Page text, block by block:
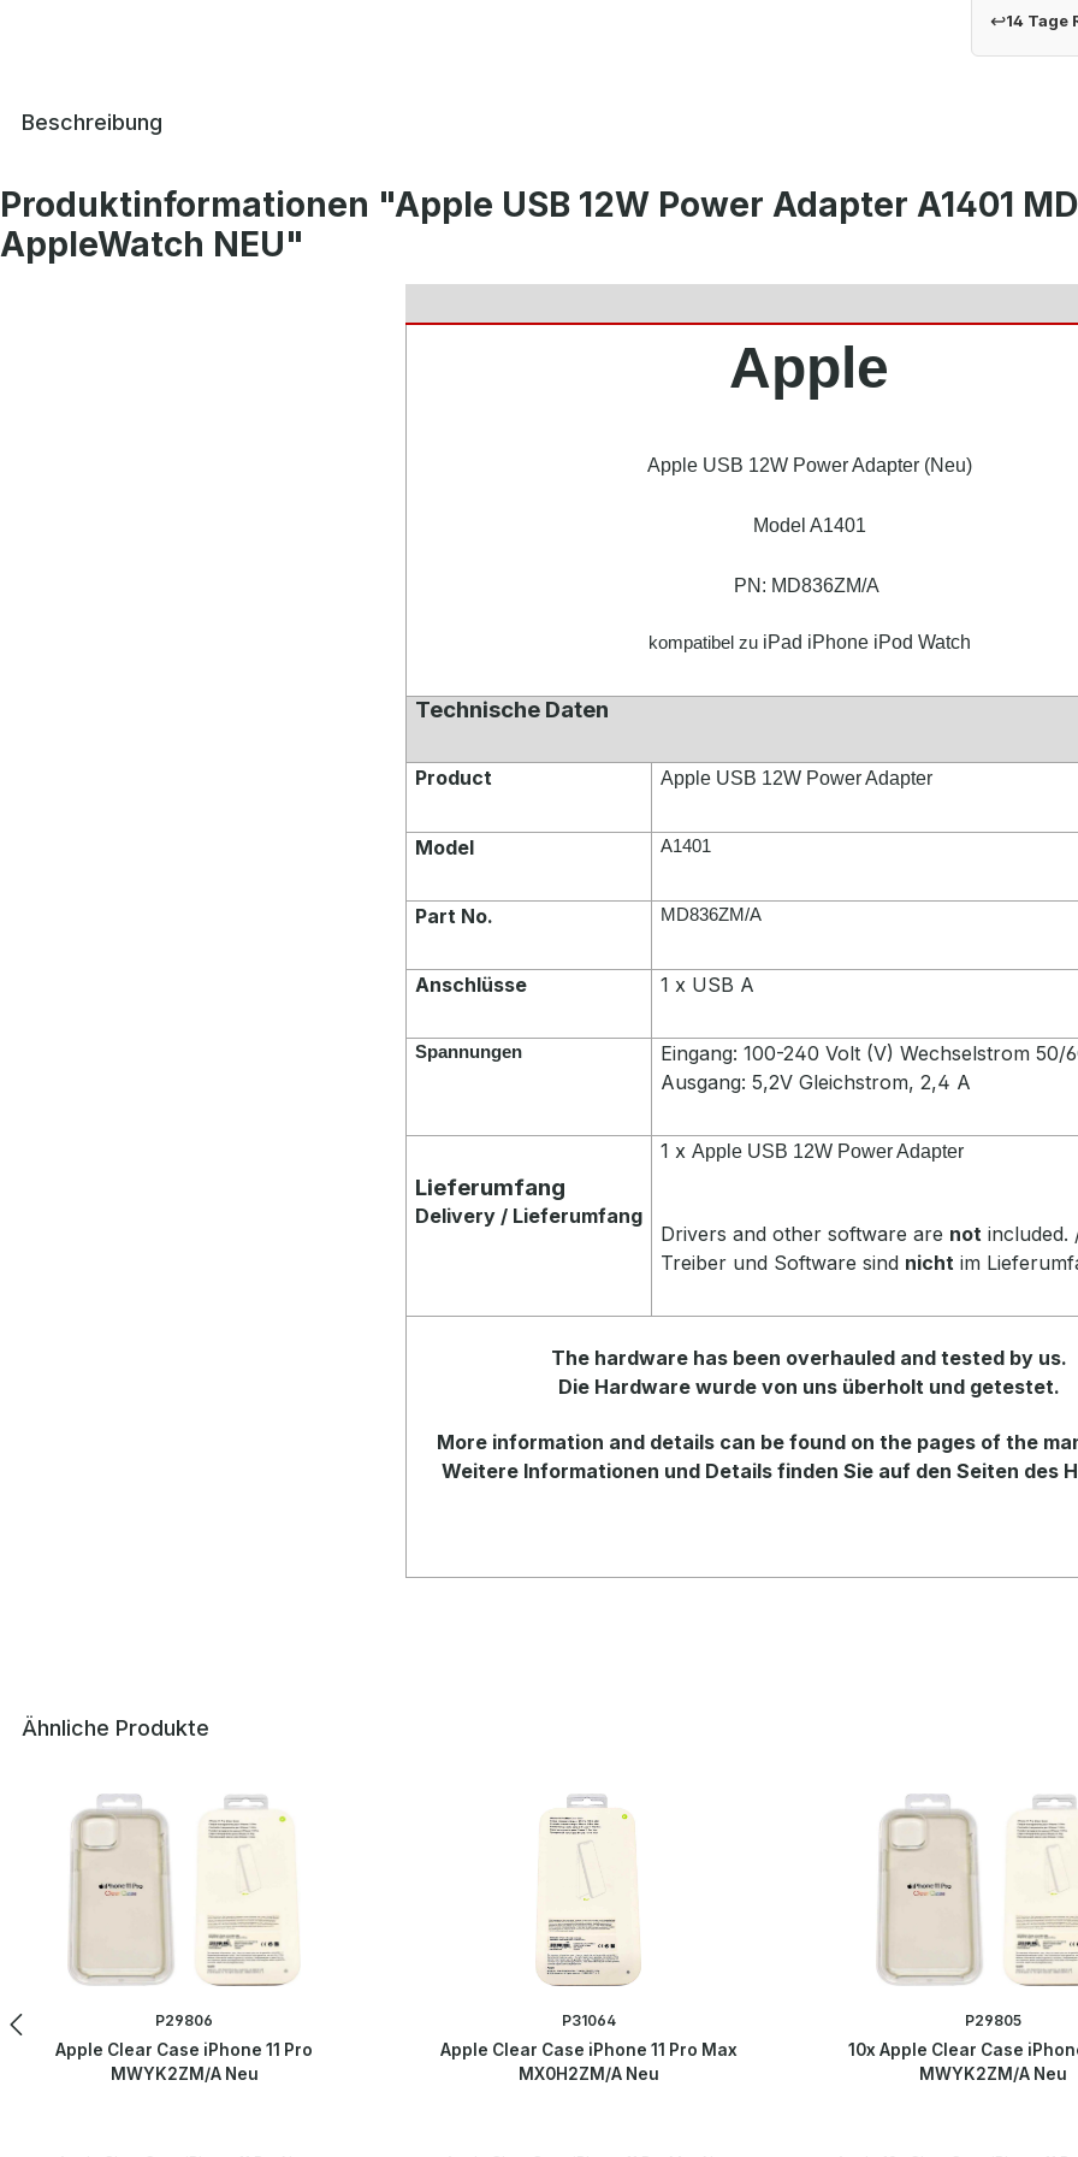
↩14 Tage
Beschreibung
Produktinformationen "Apple USB 12W Power Adapter A1401
AppleWatch NEU"
Apple
Apple USB 12W Power Adapter (Neu)
Model A1401
PN: MD836ZM/A
kompatibel zu iPad iPhone iPod Watch
Technische Daten
Product Apple USB 12W Power Adapter
Model A1401
Part No. MD836ZM/A
Anschlüsse 1 x USB A
Spannungen
Eingang: 100-240 Volt (V) Wechselstrom 50/
Ausgang: 5,2V Gleichstrom, 2,4 A
Lieferumfang
Delivery / Lieferumfang
1 x Apple USB 12W Power Adapter
Drivers and other software are notincluded.
Treiber und Software sind nichtim
The hardware has been overhauled and tested by us.
Die Hardware wurde von uns überholt und getestet.
Moreinformation and details can be found on the pages of the
Weitere Informationen und Details finden Sie auf den Seiten des
Ähnliche Produkte
P29806
Apple Clear Case iPhone 11 Pro
MWYK2ZM/A Neu
P31064
Apple Clear Case iPhone 11 Pro Max
MX0H2ZM/A Neu
P29805
10x Apple Clear Case
MWYK2ZM/A Neu